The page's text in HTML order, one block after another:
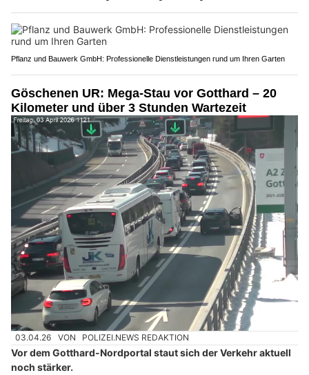
Pflanz und Bauwerk GmbH: Professionelle Dienstleistungen rund um Ihren Garten
Göschenen UR: Mega-Stau vor Gotthard – 20
Kilometer und über 3 Stunden Wartezeit
03.04.26 VON POLIZEI.NEWS REDAKTION
Vor dem Gotthard-Nordportal staut sich der Verkehr aktuell
noch stärker.